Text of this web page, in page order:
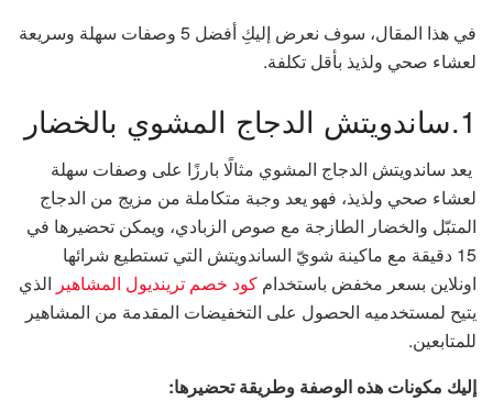
في هذا المقال، سوف نعرض إليكِ أفضل 5 وصفات سهلة وسريعة
لعشاء صحي ولذيذ بأقل تكلفة.
1.ساندويتش الدجاج المشوي بالخضار
يعد ساندويتش الدجاج المشوي مثالًا بارزًا على وصفات سهلة
لعشاء صحي ولذيذ، فهو يعد وجبة متكاملة من مزيج من الدجاج
المتبّل والخضار الطازجة مع صوص الزبادي، ويمكن تحضيرها في
15 دقيقة مع ماكينة شويّ الساندويتش التي تستطيع شرائها
اونلاين بسعر مخفض باستخدام كود خصم ترينديول المشاهير الذي
يتيح لمستخدميه الحصول على التخفيضات المقدمة من المشاهير
للمتابعين.
إليك مكونات هذه الوصفة وطريقة تحضيرها: